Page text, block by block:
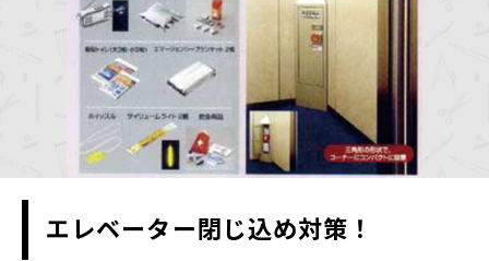
エレベーター閉じ込め対策！